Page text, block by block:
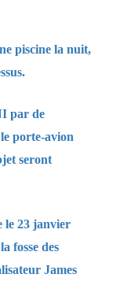
piscine la nuit,
par de
porte-avion
seront
le 23 janvier
fosse des
James